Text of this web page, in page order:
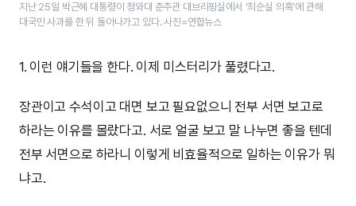
지난 25일 박근혜 대통령이 청와대 춘추관 대브리핑실에서 ‘최순실 의혹’에 관해
대국민 사과를 한 뒤 돌아나가고 있다. 사진=연합뉴스
1. 이런 얘기들을 한다. 이제 미스터리가 풀렸다고.
장관이고 수석이고 대면 보고 필요없으니 전부 서면 보고로
하라는 이유를 몰랐다고. 서로 얼굴 보고 말 나누면 좋을 텐데
전부 서면으로 하라니 이렇게 비효율적으로 일하는 이유가 뭐
냐고.